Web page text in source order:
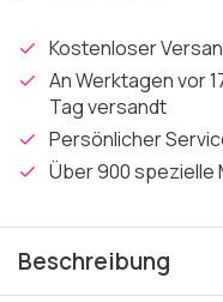
Kostenloser
An Werktagen vor
Tag versandt
Persönlicher
Über 900
Beschreibung